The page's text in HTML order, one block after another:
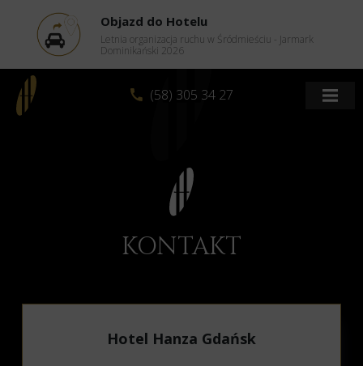
Objazd do Hotelu
Letnia organizacja ruchu w Śródmieściu - Jarmark
Dominikański 2026
(58) 305 34 27
KONTAKT
Hotel Hanza Gdańsk